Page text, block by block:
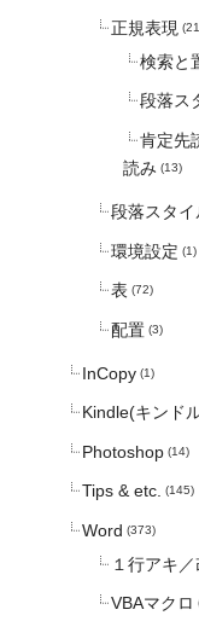
正規表現
検索と
段落ス
肯定先
読み (13)
段落スタ
環境設定 (1)
表 (72)
配置 (3)
InCopy (1)
Kindle(キンド
Photoshop (14)
Tips & etc. (145)
Word (373)
１行アキ
VBAマクロ